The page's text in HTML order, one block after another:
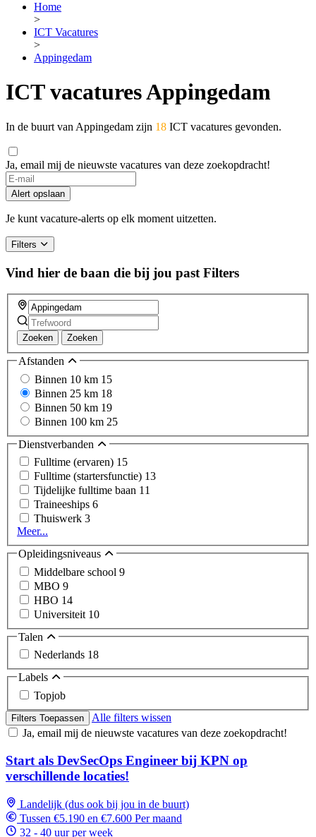
Home
>
ICT Vacatures
>
Appingedam
ICT vacatures Appingedam
In de buurt van Appingedam zijn 18 ICT vacatures gevonden.
Ja, email mij de nieuwste vacatures van deze zoekopdracht!
Alert opslaan
Je kunt vacature-alerts op elk moment uitzetten.
Filters
Vind hier de baan die bij jou past Filters
Zoeken Zoeken
Afstanden
Binnen 10 km 15
Binnen 25 km 18
Binnen 50 km 19
Binnen 100 km 25
Dienstverbanden
Fulltime (ervaren) 15
Fulltime (startersfunctie) 13
Tijdelijke fulltime baan 11
Traineeships 6
Thuiswerk 3
Meer...
Opleidingsniveaus
Middelbare school 9
MBO 9
HBO 14
Universiteit 10
Talen
Nederlands 18
Labels
Topjob
Filters Toepassen
Alle filters wissen
Ja, email mij de nieuwste vacatures van deze zoekopdracht!
Start als DevSecOps Engineer bij KPN op
verschillende locaties!
Landelijk (dus ook bij jou in de buurt)
Tussen €5.190 en €7.600 Per maand
32 - 40 uur per week